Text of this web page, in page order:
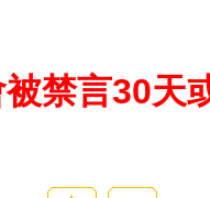
禁言30天